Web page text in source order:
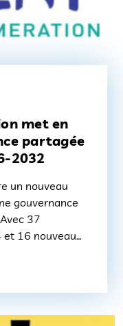
met en
partagée
2032
un nouveau
gouvernance
37
et 16 nouveaux
par une